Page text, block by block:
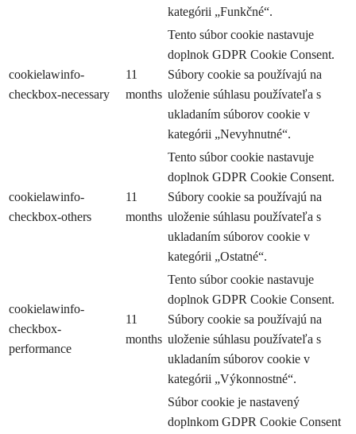
kategórii „Funkčné“.
cookielawinfo-
checkbox-necessary
11
months
Tento súbor cookie nastavuje
doplnok GDPR Cookie Consent.
Súbory cookie sa používajú na
uloženie súhlasu používateľa s
ukladaním súborov cookie v
kategórii „Nevyhnutné“.
cookielawinfo-
checkbox-others
11
months
Tento súbor cookie nastavuje
doplnok GDPR Cookie Consent.
Súbory cookie sa používajú na
uloženie súhlasu používateľa s
ukladaním súborov cookie v
kategórii „Ostatné“.
cookielawinfo-
checkbox-
performance
11
months
Tento súbor cookie nastavuje
doplnok GDPR Cookie Consent.
Súbory cookie sa používajú na
uloženie súhlasu používateľa s
ukladaním súborov cookie v
kategórii „Výkonnostné“.
Súbor cookie je nastavený
doplnkom GDPR Cookie Consent